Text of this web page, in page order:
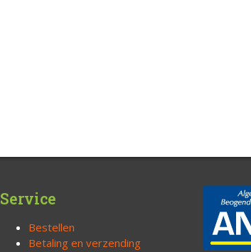
Service
Bestellen
Betaling en verzending